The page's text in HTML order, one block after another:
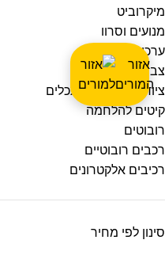
אזור
המורים
מיקרוביט
מנועים וסרוו
ערכות לימוד
צב"ד
ציוד למייקרים ומתכלים
קיטים להלחמה
רובוטים
רכבים רובוטיים
רכיבים אלקטרונים
סינון לפי מחיר